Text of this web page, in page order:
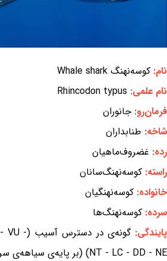
نام: کوسه‌نهنگ Whale shark
نام علمی: Rhincodon typus
فرمان‌رو: جانوران
شاخه: طنابداران
رده: غضروف‌ماهیان
راسته: کوسه‌نهنگ‌سانان
خانواده: کوسه‌نهنگیان
سرده: کوسه‌نهنگ‌ها
پایندگی:گونه‌ی در دسترس آسیب (EX - EW - CR -- VU -
NT - LC - DD - NE) (بر پایه‌ی سیاهه‌ی سرخ IUCN)